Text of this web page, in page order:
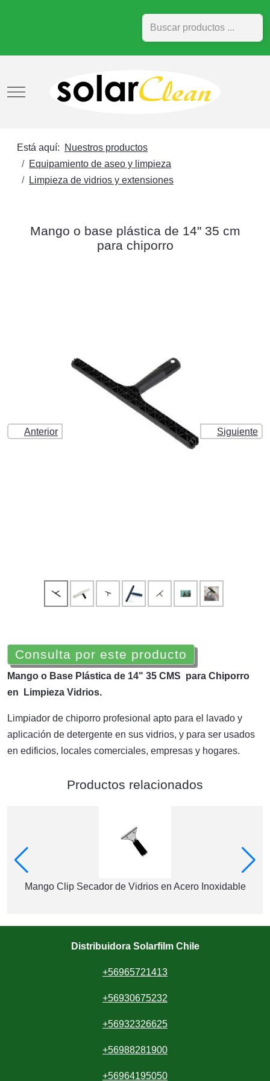
Buscar
Mobile Menu Toggle
Está aquí:
Nuestros productos
Equipamiento de aseo y limpieza
Limpieza de vidrios y extensiones
Mango o base plástica de 14" 35 cm
para chiporro
Anterior Siguiente
Consulta por este producto
Mango o Base Plástica de 14" 35 CMS para Chiporro
en Limpieza Vidrios.
Limpiador de chiporro profesional apto para el lavado y
aplicación de detergente en sus vidrios, y para ser usados
en edificios, locales comerciales, empresas y hogares.
Productos relacionados
Mango Clip Secador de Vidrios en Acero Inoxidable
Distribuidora Solarfilm Chile
+56965721413
+56930675232
+56932326625
+56988281900
+56964195050